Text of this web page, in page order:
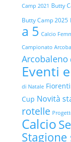
Camp 2021 Butty
Butty Camp 2025
a 5 Calcio
Campionato
Arcobaleno
Eventi
di Natale
Cup Novità
rotelle
Calcio